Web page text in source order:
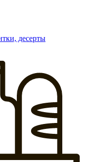
десерты